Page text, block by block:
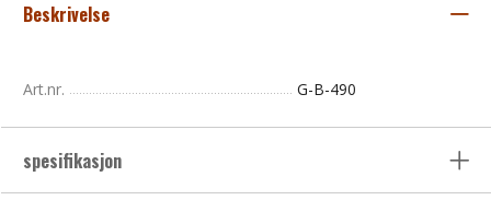
Beskrivelse
Art.nr. G-B-490
spesifikasjon